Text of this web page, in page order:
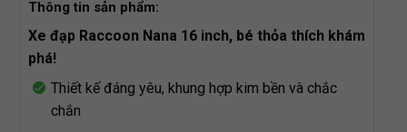
Thông tin sản phẩm:
Xe đạp Raccoon Nana 16 inch, bé thỏa thích khám
phá!
Thiết kế đáng yêu, khung hợp kim bền và chắc
chắn